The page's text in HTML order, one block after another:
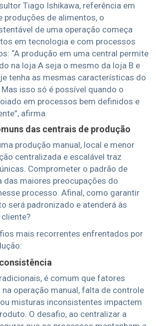
Tiago Ishikawa, referência em
produções de alimentos, o
de uma operação começa
em tecnologia e com processos
“A produção em uma central permite
na loja A seja o mesmo da loja B e
tenha as mesmas características do
isso só é possível quando o
em processos bem definidos e
afirma.
das centrais de produção
produção manual, local e menor
centralizada e escalável traz
Comprometer o padrão de
das maiores preocupações do
processo. Afinal, como garantir
será padronizado e atenderá às
mais recorrentes enfrentados por
é comum que fatores
operação manual, falta de controle
misturas inconsistentes impactem
O desafio, ao centralizar a